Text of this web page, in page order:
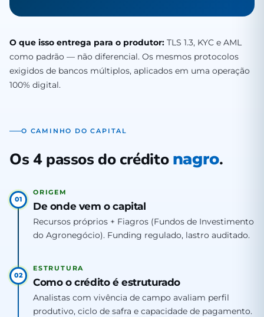
O que isso entrega para o produtor: TLS 1.3, KYC e AML
como padrão — não diferencial. Os mesmos protocolos
exigidos de bancos múltiplos, aplicados em uma operação
100% digital.
O CAMINHO DO CAPITAL
Os 4 passos do crédito nagro.
01
ORIGEM
De onde vem o capital
Recursos próprios + Fiagros (Fundos de Investimento
do Agronegócio). Funding regulado, lastro auditado.
02
ESTRUTURA
Como o crédito é estruturado
Analistas com vivência de campo avaliam perfil
produtivo, ciclo de safra e capacidade de pagamento.